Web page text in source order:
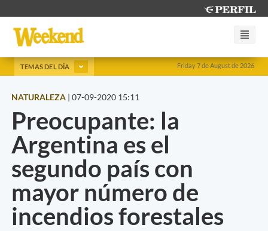
Friday 7 de August de 2026
TEMAS DEL DÍA
NATURALEZA | 07-09-2020 15:11
Preocupante: la
Argentina es el
segundo país con
mayor número de
incendios forestales